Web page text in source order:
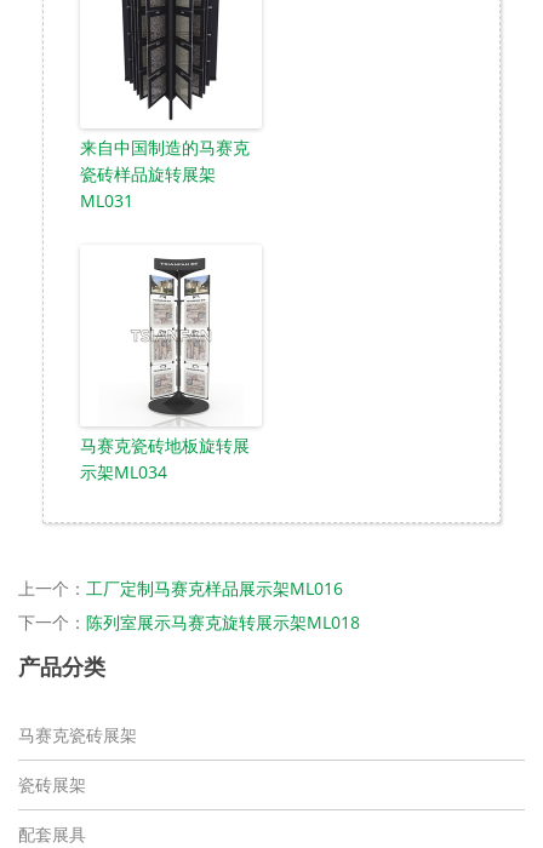
来自中国制造的马赛克
瓷砖样品旋转展架
ML031
马赛克瓷砖地板旋转展
示架ML034
上一个： 工厂定制马赛克样品展示架ML016
下一个： 陈列室展示马赛克旋转展示架ML018
产品分类
马赛克瓷砖展架
瓷砖展架
配套展具